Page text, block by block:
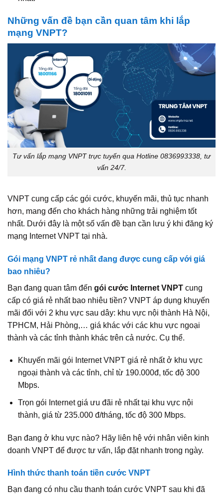
Những vấn đề bạn cần quan tâm khi lắp
mạng VNPT?
Tư vấn lắp mạng VNPT trực tuyến qua Hotline 0836993338, tư
vấn 24/7.
VNPT cung cấp các gói cước, khuyến mãi, thủ tục nhanh
hơn, mang đến cho khách hàng những trải nghiệm tốt
nhất. Dưới đây là một số vấn đề bạn cần lưu ý khi đăng ký
mạng Internet VNPT tại nhà.
Gói mạng VNPT rẻ nhất đang được cung cấp với giá
bao nhiêu?
Bạn đang quan tâm đến gói cước Internet VNPT cung
cấp có giá rẻ nhất bao nhiêu tiền? VNPT áp dụng khuyến
mãi đối với 2 khu vực sau dây: khu vực nội thành Hà Nội,
TPHCM, Hải Phòng,… giá khác với các khu vực ngoại
thành và các tỉnh thành khác trên cả nước. Cụ thể.
Khuyến mãi gói Internet VNPT giá rẻ nhất ở khu vực
ngoại thành và các tỉnh, chỉ từ 190.000đ, tốc độ 300
Mbps.
Trọn gói Internet giá ưu đãi rẻ nhất tại khu vực nội
thành, giá từ 235.000 đ/tháng, tốc độ 300 Mbps.
Bạn đang ở khu vực nào? Hãy liên hệ với nhân viên kinh
doanh VNPT để được tư vấn, lắp đặt nhanh trong ngày.
Hình thức thanh toán tiền cước VNPT
Bạn đang có nhu cầu thanh toán cước VNPT sau khi đã